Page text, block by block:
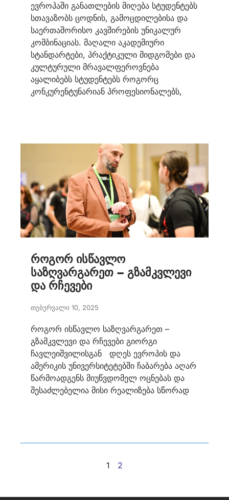
ევროპაში განათლების მიღება სტუდენტებს
სთავაზობს ცოდნის, გამოცდილებისა და
საერთაშორისო კავშირების უნიკალურ
კომბინაციას. მაღალი აკადემიური
სტანდარტები, პრაქტიკული მიდგომები და
კულტურული მრავალფეროვნება
აყალიბებს სტუდენტებს როგორც
კონკურენტუნარიან პროფესიონალებს,
როგორ ისწავლო
საზღვარგარეთ – გზამკვლევი
და რჩევები
თებერვალი 10, 2025
როგორ ისწავლო საზღვარგარეთ –
გზამკვლევი და რჩევები გიორგი
ჩავლეიშვილისგან დღეს ევროპის და
ამერიკის უნივერსიტეტებში ჩაბარება აღარ
წარმოადგენს მიუწვდომელ ოცნებას და
შესაძლებელია მისი რეალიზება სწორად
1 2